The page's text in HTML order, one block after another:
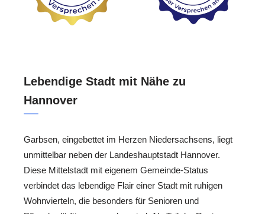
Lebendige Stadt mit Nähe zu
Hannover
Garbsen, eingebettet im Herzen Niedersachsens, liegt
unmittelbar neben der Landeshauptstadt Hannover.
Diese Mittelstadt mit eigenem Gemeinde-Status
verbindet das lebendige Flair einer Stadt mit ruhigen
Wohnvierteln, die besonders für Senioren und